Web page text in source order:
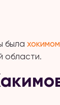
была хокимом
области.